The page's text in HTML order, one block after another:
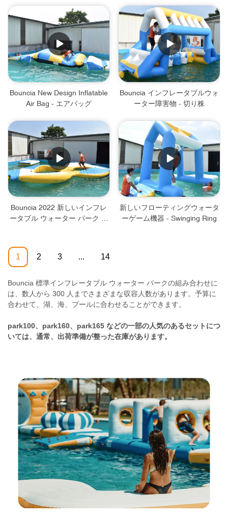
Bouncia 標準インフレータブル ウォーター パークの組み合わせに
は、数人から 300 人までさまざまな収容人数があります。予算に
合わせて、湖、海、プールに合わせることができます。
park100、park160、park165 などの一部の人気のあるセットにつ
いては、通常、出荷準備が整った在庫があります。
ンワンステーション
イミング ウォール
Bouncia New Design Inflatable
Air Bag - エアバッグ
Bouncia インフレータブルウォ
ーター障害物 - 切り株
Bouncia 2022 新しいインフレ
ータブル ウォーター パーク デ
新しいフローティングウォータ
ーゲーム機器 - Swinging Ring
1 2 3 ... 14